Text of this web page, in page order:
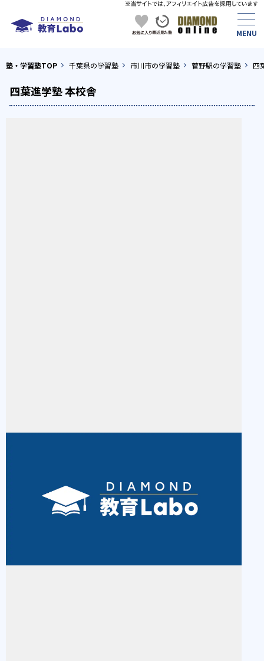
塾・学習塾TOP 千葉県の学習塾 市川市の学習塾 菅野駅の学習塾 四
四葉進学塾 本校舎